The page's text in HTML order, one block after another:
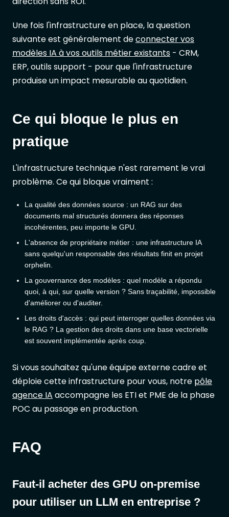
Une fois l'infrastructure en place, la question
suivante est généralement deconnecter vos
modèles IA à vos outils métier existants - CRM,
ERP, outils support - pour que l'infrastructure
produise un impact mesurable au quotidien.
Ce qui bloque le plus en
pratique
L'infrastructure technique n'est rarement le vrai
problème. Ce qui bloque vraiment :
La qualité des données source : un RAG sur des
documents mal structurés donnera des réponses
incohérentes, peu importe le GPU.
L'absence de propriétaire métier : une infrastructure IA
sans quelqu'un responsable des résultats finit en projet
orphelin.
La gouvernance des modèles : quel modèle a répondu
quoi, à qui, sur quelle version ? Sans traçabilité, impossible
d'améliorer ou d'auditer.
Les droits d'accès : qui peut interroger quelles données via
le RAG ? La gestion des droits dans une base vectorielle
est souvent implémentée après coup.
Si vous souhaitez qu'une équipe externe cadre et
déploie cette infrastructure pour vous, notre pôle
agence IA accompagne les ETI et PME de la phase
POC au passage en production.
FAQ
Faut-il acheter des GPU on-premise
pour utiliser un LLM en entreprise ?